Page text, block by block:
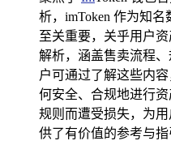
析，imToken 作为知
至关重要，关乎用户
解析，涵盖售卖流程
户可通过了解这些内
何安全、合规地进行
规则而遭受损失，为
供了有价值的参考与指